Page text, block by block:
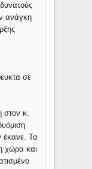
ανάγκη
σε
στον κ.
έκανε. Τα
χώρα και